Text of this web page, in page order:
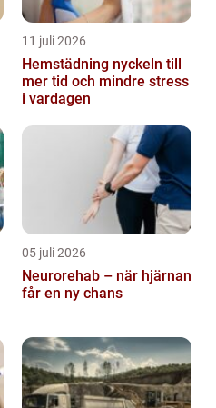
11 juli 2026
Hemstädning nyckeln till
mer tid och mindre stress
i vardagen
05 juli 2026
Neurorehab – när hjärnan
får en ny chans